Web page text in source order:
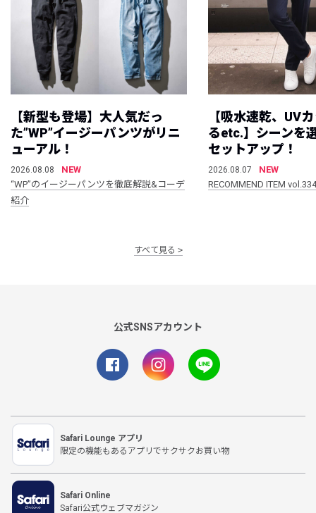
【新型も登場】大人気だっ
た”WP”イージーパンツがリニ
ューアル！
2026.08.08
NEW
“WP”のイージーパンツを徹底解説&コーデ
紹介
【吸水速乾、UV
るetc.】シーンを
セットアップ！
2026.08.07
NEW
RECOMMEND ITEM vol.334
すべて見る
公式SNSアカウント
Safari Lounge アプリ
限定の機能もあるアプリでサクサクお買い物
Safari Online
Safari公式ウェブマガジン